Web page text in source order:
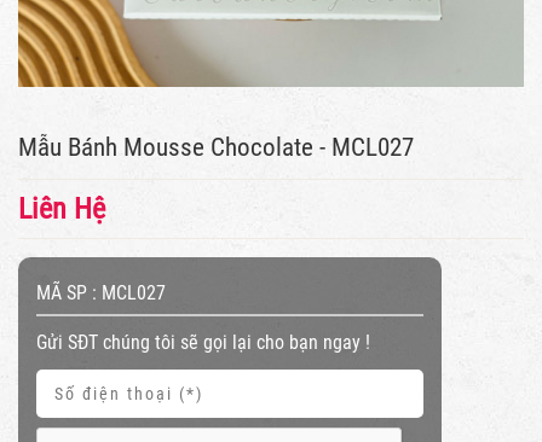
Mẫu Bánh Mousse Chocolate - MCL027
Liên Hệ
MÃ SP : MCL027
Gửi SĐT chúng tôi sẽ gọi lại cho bạn ngay !